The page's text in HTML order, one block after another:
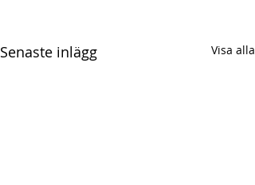
Senaste inlägg Visa alla